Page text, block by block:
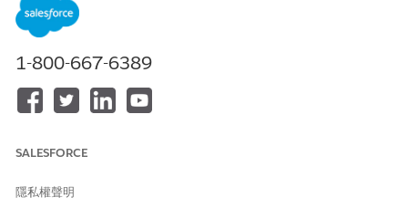
子工作人員:自動車付款延後
客戶支援代表、帳戶管理員和財務顧問可以使用「汽車付款延
後」子代理程式,代表客戶延後循環貸款或租賃付款。
Agentforce 可協助瞭解貸款或租賃付款的新條款,並檢查客戶是
新條款為要求建立個案。
客戶支援代表、帳戶管理員和財務顧問可以使用「汽車付款到期
日期。Agentforce 可協助瞭解貸款或租賃付款的新條款,並檢查
1-800-667-6389
SALESFORCE
隱私權聲明